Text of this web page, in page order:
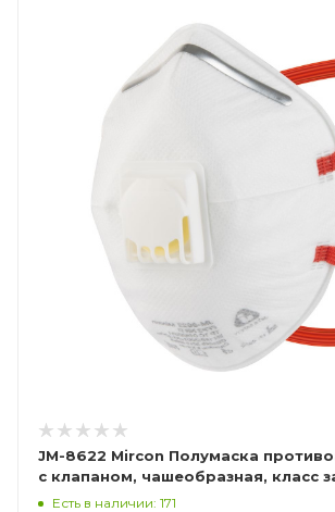
JM-8622 Mircon Полумаска
с клапаном, чашеобразная, класс
NR D, в упаковке 10 шт
Есть в наличии: 171